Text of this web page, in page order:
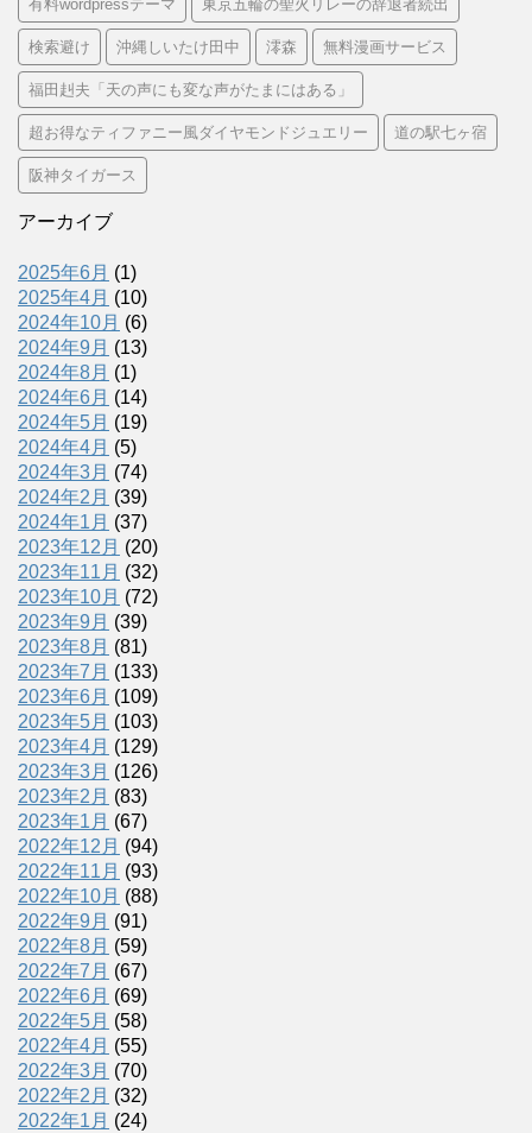
有料wordpressテーマ 東京五輪の聖火リレーの辞退者続出
検索避け 沖縄しいたけ田中 澪森 無料漫画サービス
福田赳夫「天の声にも変な声がたまにはある」
超お得なティファニー風ダイヤモンドジュエリー 道の駅七ヶ宿
阪神タイガース
アーカイブ
2025年6月 (1)
2025年4月 (10)
2024年10月 (6)
2024年9月 (13)
2024年8月 (1)
2024年6月 (14)
2024年5月 (19)
2024年4月 (5)
2024年3月 (74)
2024年2月 (39)
2024年1月 (37)
2023年12月 (20)
2023年11月 (32)
2023年10月 (72)
2023年9月 (39)
2023年8月 (81)
2023年7月 (133)
2023年6月 (109)
2023年5月 (103)
2023年4月 (129)
2023年3月 (126)
2023年2月 (83)
2023年1月 (67)
2022年12月 (94)
2022年11月 (93)
2022年10月 (88)
2022年9月 (91)
2022年8月 (59)
2022年7月 (67)
2022年6月 (69)
2022年5月 (58)
2022年4月 (55)
2022年3月 (70)
2022年2月 (32)
2022年1月 (24)